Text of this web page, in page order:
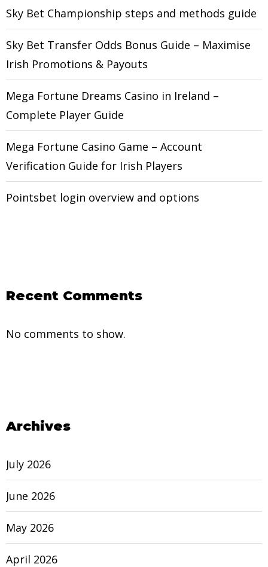
Sky Bet Championship steps and methods guide
Sky Bet Transfer Odds Bonus Guide – Maximise
Irish Promotions & Payouts
Mega Fortune Dreams Casino in Ireland –
Complete Player Guide
Mega Fortune Casino Game – Account
Verification Guide for Irish Players
Pointsbet login overview and options
Recent Comments
No comments to show.
Archives
July 2026
June 2026
May 2026
April 2026